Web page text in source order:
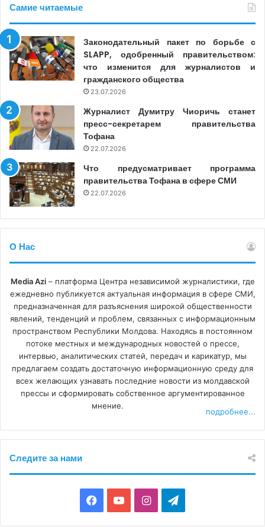
Самие читаемые
Законодательный пакет по борьбе с
SLAPP, одобренный правительством:
что изменится для журналистов и
гражданского общества
23.07.2026
Журналист Думитру Чиоричь станет
пресс-секретарем правительства
Тофана
22.07.2026
Что предусматривает программа
правительства Тофана в сфере СМИ
22.07.2026
О Нас
Media Azi– платформа Центра независимой журналистики, где
ежедневно публикуется актуальная информация в сфере СМИ,
предназначенная для разъяснения широкой общественности
явлений, тенденций и проблем, связанных с информационным
пространством Республики Молдова. Находясь в постоянном
потоке местных и международных новостей о прессе,
интервью, аналитических статей, передач и карикатур, мы
предлагаем создать достаточную информационную среду для
всех желающих узнавать последние новости из молдавской
прессы и сформировать собственное аргументированное
мнение.
подробнее...
Следите за нами
a
o
I
n
e